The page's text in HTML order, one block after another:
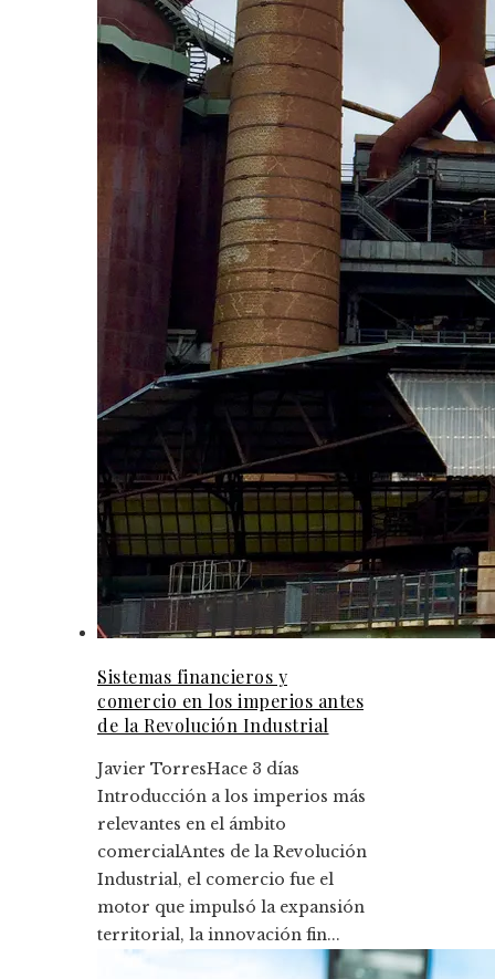
Sistemas financieros y
comercio en los imperios antes
de la Revolución Industrial
Javier TorresHace 3 días
Introducción a los imperios más
relevantes en el ámbito
comercialAntes de la Revolución
Industrial, el comercio fue el
motor que impulsó la expansión
territorial, la innovación fin...